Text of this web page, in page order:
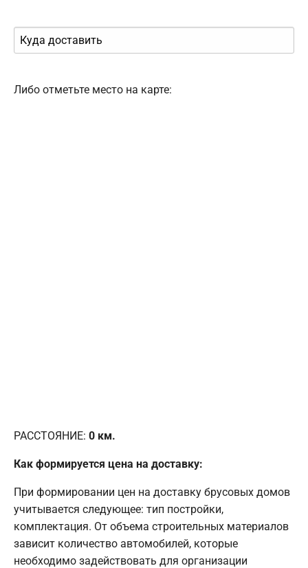
Либо отметьте место на карте:
РАССТОЯНИЕ: 0 км.
Как формируется цена на доставку:
При формировании цен на доставку брусовых домов
учитывается следующее: тип постройки,
комплектация. От объема строительных материалов
зависит количество автомобилей, которые
необходимо задействовать для организации